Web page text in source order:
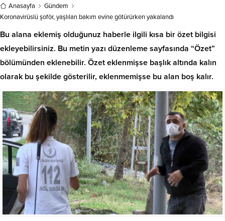
Anasayfa
Gündem
Koronavirüslü şoför, yaşlıları bakım evine götürürken yakalandı
Bu alana eklemiş olduğunuz haberle ilgili kısa bir özet bilgisi
ekleyebilirsiniz. Bu metin yazı düzenleme sayfasında “Özet”
bölümünden eklenebilir. Özet eklenmişse başlık altında kalın
olarak bu şekilde gösterilir, eklenmemişse bu alan boş kalır.